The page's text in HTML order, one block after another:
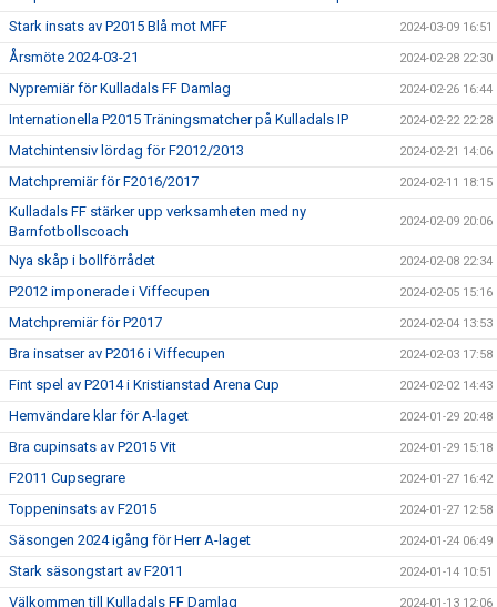
Stark insats av P2015 Blå mot MFF 2024-03-09 16:51
Årsmöte 2024-03-21 2024-02-28 22:30
Nypremiär för Kulladals FF Damlag 2024-02-26 16:44
Internationella P2015 Träningsmatcher på Kulladals IP 2024-02-22 22:28
Matchintensiv lördag för F2012/2013 2024-02-21 14:06
Matchpremiär för F2016/2017 2024-02-11 18:15
Kulladals FF stärker upp verksamheten med ny
Barnfotbollscoach
2024-02-09 20:06
Nya skåp i bollförrådet 2024-02-08 22:34
P2012 imponerade i Viffecupen 2024-02-05 15:16
Matchpremiär för P2017 2024-02-04 13:53
Bra insatser av P2016 i Viffecupen 2024-02-03 17:58
Fint spel av P2014 i Kristianstad Arena Cup 2024-02-02 14:43
Hemvändare klar för A-laget 2024-01-29 20:48
Bra cupinsats av P2015 Vit 2024-01-29 15:18
F2011 Cupsegrare 2024-01-27 16:42
Toppeninsats av F2015 2024-01-27 12:58
Säsongen 2024 igång för Herr A-laget 2024-01-24 06:49
Stark säsongstart av F2011 2024-01-14 10:51
Välkommen till Kulladals FF Damlag 2024-01-13 12:06